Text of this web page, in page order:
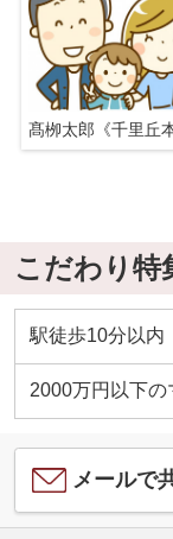
こだわり特
駅徒歩10分以内
2000万円以下の
メールで